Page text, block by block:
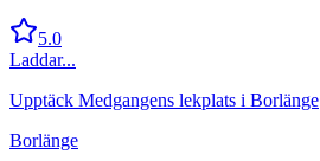
5.0
Laddar...
Upptäck Medgangens lekplats i Borlänge
Borlänge